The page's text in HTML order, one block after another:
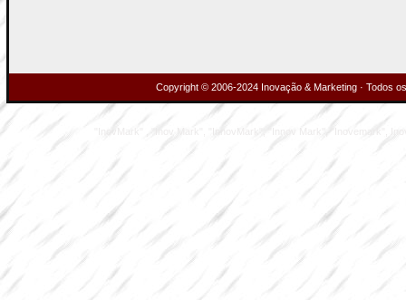
Copyright © 2006-2024 Inovação & Marketing · Todos